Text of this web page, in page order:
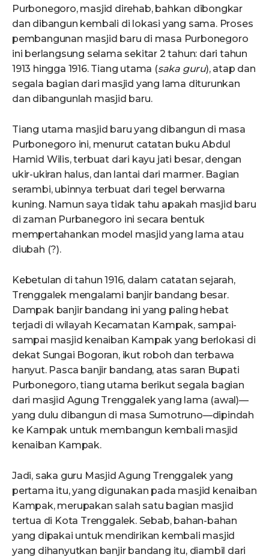
Purbonegoro, masjid direhab, bahkan dibongkar
dan dibangun kembali di lokasi yang sama. Proses
pembangunan masjid baru di masa Purbonegoro
ini berlangsung selama sekitar 2 tahun: dari tahun
1913 hingga 1916. Tiang utama (saka guru), atap dan
segala bagian dari masjid yang lama diturunkan
dan dibangunlah masjid baru.
Tiang utama masjid baru yang dibangun di masa
Purbonegoro ini, menurut catatan buku Abdul
Hamid Wilis, terbuat dari kayu jati besar, dengan
ukir-ukiran halus, dan lantai dari marmer. Bagian
serambi, ubinnya terbuat dari tegel berwarna
kuning. Namun saya tidak tahu apakah masjid baru
di zaman Purbanegoro ini secara bentuk
mempertahankan model masjid yang lama atau
diubah (?).
Kebetulan di tahun 1916, dalam catatan sejarah,
Trenggalek mengalami banjir bandang besar.
Dampak banjir bandang ini yang paling hebat
terjadi di wilayah Kecamatan Kampak, sampai-
sampai masjid kenaiban Kampak yang berlokasi di
dekat Sungai Bogoran, ikut roboh dan terbawa
hanyut. Pasca banjir bandang, atas saran Bupati
Purbonegoro, tiang utama berikut segala bagian
dari masjid Agung Trenggalek yang lama (awal)—
yang dulu dibangun di masa Sumotruno—dipindah
ke Kampak untuk membangun kembali masjid
kenaiban Kampak.
Jadi, saka guru Masjid Agung Trenggalek yang
pertama itu, yang digunakan pada masjid kenaiban
Kampak, merupakan salah satu bagian masjid
tertua di Kota Trenggalek. Sebab, bahan-bahan
yang dipakai untuk mendirikan kembali masjid
yang dihanyutkan banjir bandang itu, diambil dari